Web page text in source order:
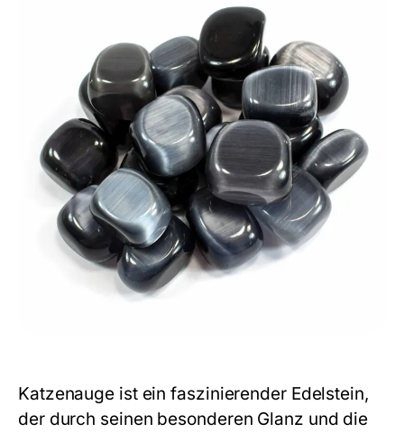
Katzenauge ist ein faszinierender Edelstein,
der durch seinen besonderen Glanz und die